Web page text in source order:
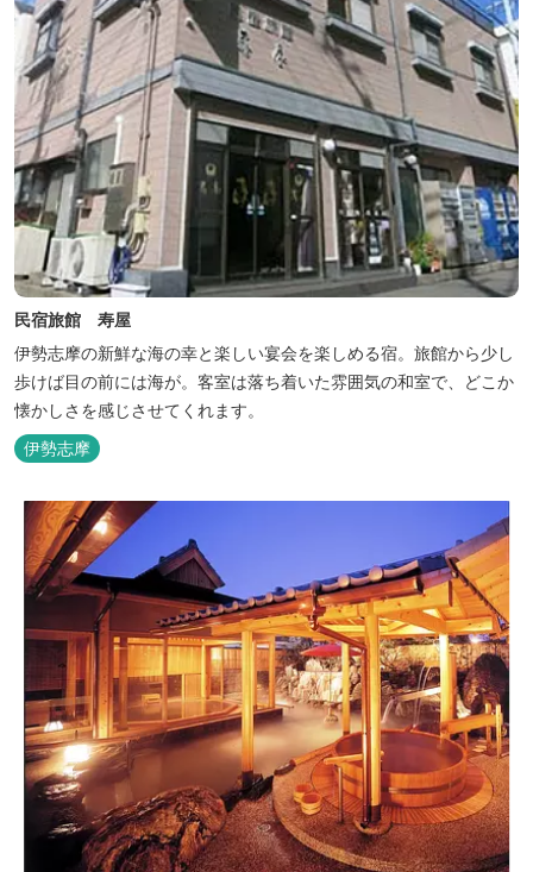
民宿旅館 寿屋
伊勢志摩の新鮮な海の幸と楽しい宴会を楽しめる宿。旅館から少し
歩けば目の前には海が。客室は落ち着いた雰囲気の和室で、どこか
懐かしさを感じさせてくれます。
伊勢志摩